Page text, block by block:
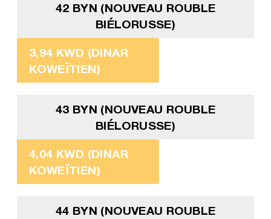
42 BYN (NOUVEAU ROUBLE
BIÉLORUSSE)
3,94 KWD (DINAR
KOWEÏTIEN)
43 BYN (NOUVEAU ROUBLE
BIÉLORUSSE)
4,04 KWD (DINAR
KOWEÏTIEN)
44 BYN (NOUVEAU ROUBLE